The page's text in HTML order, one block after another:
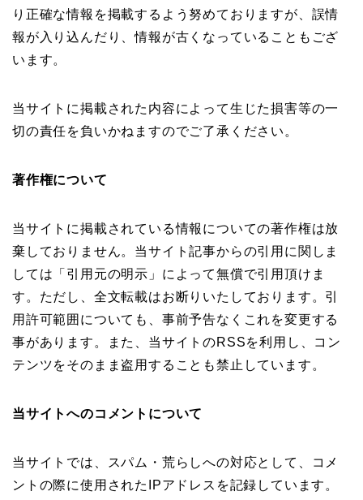
り正確な情報を掲載するよう努めておりますが、誤情
報が入り込んだり、情報が古くなっていることもござ
います。
当サイトに掲載された内容によって生じた損害等の一
切の責任を負いかねますのでご了承ください。
著作権について
当サイトに掲載されている情報についての著作権は放
棄しておりません。当サイト記事からの引用に関しま
しては「引用元の明示」によって無償で引用頂けま
す。ただし、全文転載はお断りいたしております。引
用許可範囲についても、事前予告なくこれを変更する
事があります。また、当サイトのRSSを利用し、コン
テンツをそのまま盗用することも禁止しています。
当サイトへのコメントについて
当サイトでは、スパム・荒らしへの対応として、コメ
ントの際に使用されたIPアドレスを記録しています。